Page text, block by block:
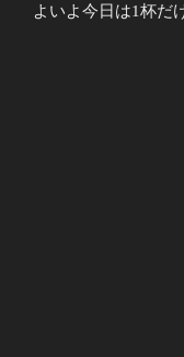
よいよ今日は1杯だ